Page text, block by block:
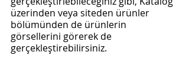
üzerinden veya siteden ürünler
bölümünden de ürünlerin
görsellerini görerek de
gerçekleştirebilirsiniz.